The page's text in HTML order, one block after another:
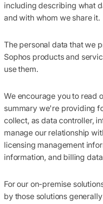
including describing what
and with whom we share it.
The personal data that we
Sophos products and
use them.
We encourage you to read
summary we're providing
collect, as data controller,
manage our relationship
licensing management
information, and billing
For our on-premise
by those solutions